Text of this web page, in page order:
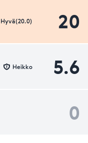
20
Hyvä(20.0)
5.6
Heikko
0